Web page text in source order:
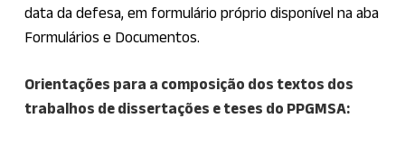
data da defesa, em formulário próprio disponível na aba
Formulários e Documentos.
Orientações para a composição dos textos dos
trabalhos de dissertações e teses do PPGMSA: